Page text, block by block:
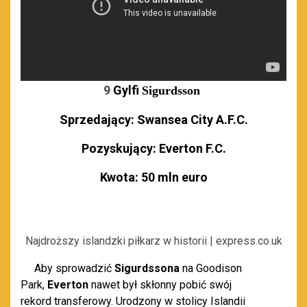
9 Gylfi Sigurdsson
Sprzedający: Swansea City A.F.C.
Pozyskujący: Everton F.C.
Kwota: 50 mln euro
Najdroższy islandzki piłkarz w historii | express.co.uk
Aby sprowadzić Sigurdssona na Goodison
Park, Everton nawet był skłonny pobić swój
rekord transferowy. Urodzony w sto licy Islandii